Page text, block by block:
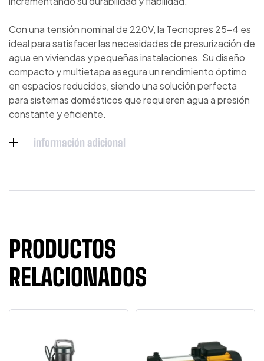
Con una tensión nominal de 220V, la Tecnopres 25-4 es
ideal para satisfacer las necesidades de presurización de
agua en viviendas y pequeñas instalaciones. Su diseño
compacto y multietapa asegura un rendimiento óptimo
en espacios reducidos, siendo una solución perfecta
para sistemas domésticos que requieren agua a presión
constante y eficiente.
información adicional
PRODUCTOS
RELACIONADOS